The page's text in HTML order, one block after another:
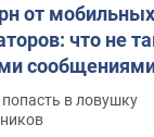
от мобильных
что не
попасть в ловушку